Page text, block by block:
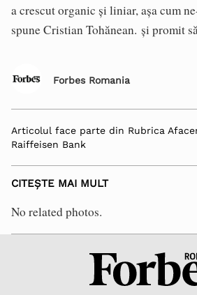
a crescut organic și liniar, așa cum
spune Cristian Tohănean. și promit
Forbes Romania
Articolul face parte din Rubrica
Raiffeisen Bank
CITEȘTE MAI MULT
No related photos.